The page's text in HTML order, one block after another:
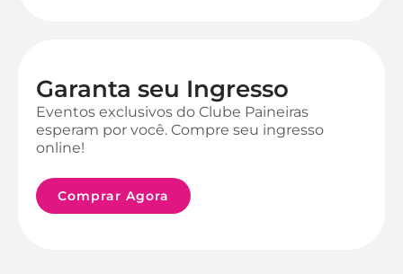
Garanta seu Ingresso
Eventos exclusivos do Clube Paineiras
esperam por você. Compre seu ingresso
online!
Comprar Agora